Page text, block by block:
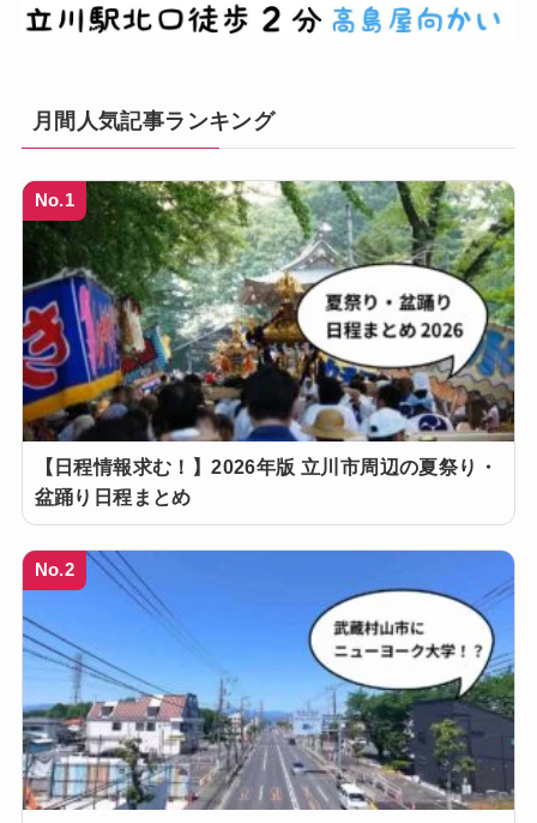
月間人気記事ランキング
No.1
【日程情報求む！】2026年版 立川市周辺の夏祭り・
盆踊り日程まとめ
No.2